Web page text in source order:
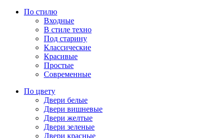
По стилю
Входные
В стиле техно
Под старину
Классические
Красивые
Простые
Современные
По цвету
Двери белые
Двери вишневые
Двери желтые
Двери зеленые
Двери красные